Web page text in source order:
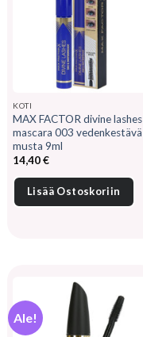
KOTI
MAX FACTOR divine lashes
mascara 003 vedenkestävä
musta 9ml
14,40€
Lisää Ostoskoriin
Ale!